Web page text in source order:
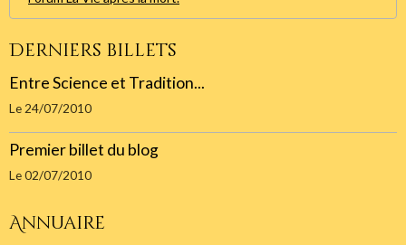
Derniers billets
Entre Science et Tradition...
Le 24/07/2010
Premier billet du blog
Le 02/07/2010
Annuaire